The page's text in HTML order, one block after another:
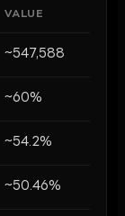
VALUE
~547,588
~60%
~54.2%
~50.46%